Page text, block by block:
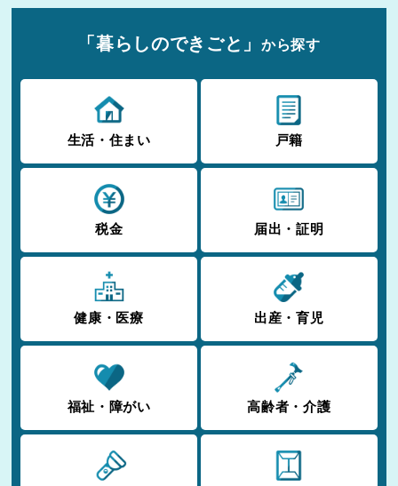
「暮らしのできごと」 から探す
生活・住まい 戸籍
税金 届出・証明
健康・医療 出産・育児
福祉・障がい 高齢者・介護